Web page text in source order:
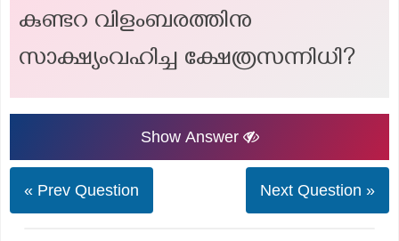
കുണ്ടറ വിളംബരത്തിനു
സാക്ഷ്യംവഹിച്ച ക്ഷേത്രസന്നിധി?
Show Answer
« Prev Question Next Question »